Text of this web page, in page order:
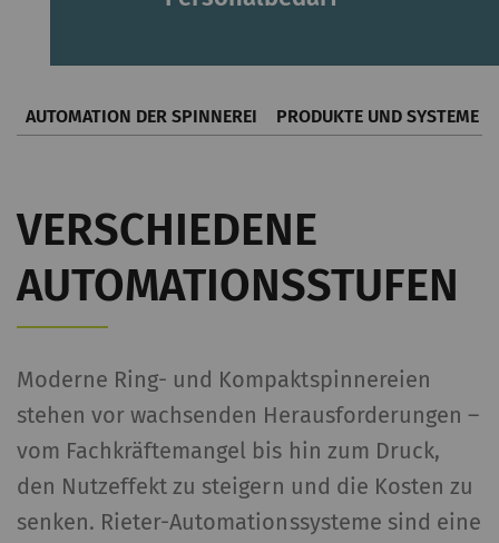
AUTOMATION DER SPINNEREI PRODUKTE UND SYSTEME
VERSCHIEDENE
AUTOMATIONSSTUFEN
Moderne Ring- und Kompaktspinnereien
stehen vor wachsenden Herausforderungen –
vom Fachkräftemangel bis hin zum Druck,
den Nutzeffekt zu steigern und die Kosten zu
senken. Rieter-Automationssysteme sind eine